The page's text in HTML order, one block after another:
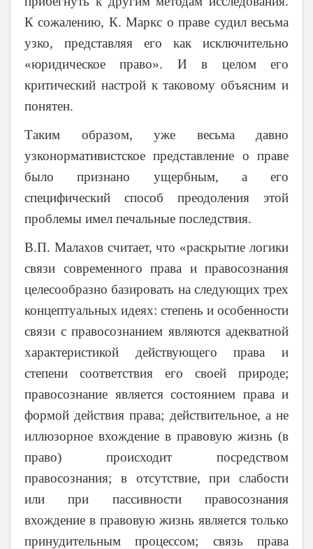
К сожалению, К. Маркс о праве судил весьма
узко, представляя его как исключительно
«юридическое право». И в целом его
критический настрой к таковому объясним и
понятен.
Таким образом, уже весьма давно
узконормативистское представление о праве
было признано ущербным, а его
специфический способ преодоления этой
проблемы имел печальные последствия.
В.П. Малахов считает, что «раскрытие логики
связи современного права и правосознания
целесообразно базировать на следующих трех
концептуальных идеях: степень и особенности
связи с правосознанием являются адекватной
характеристикой действующего права и
степени соответствия его своей природе;
правосознание является состоянием права и
формой действия права; действительное, а не
иллюзорное вхождение в правовую жизнь (в
право) происходит посредством
правосознания; в отсутствие, при слабости
или при пассивности правосознания
вхождение в правовую жизнь является только
принудительным процессом; связь права